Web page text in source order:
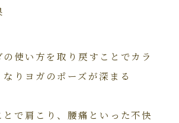
使い方を取り戻すことでカラ
りヨガのポーズが深まる
で肩こり、腰痛といった不快